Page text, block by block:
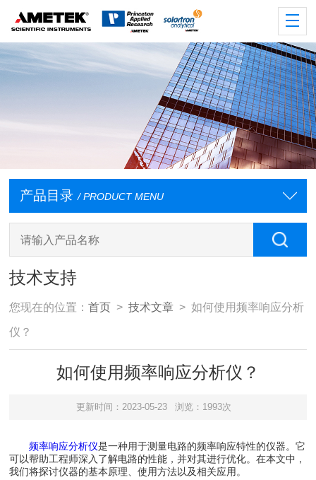
产品目录 / PRODUCT MENU
技术支持
您现在的位置：首页 >技术文章 > 如何使用频率响应分析
仪？
如何使用频率响应分析仪？
更新时间：2023-05-23 浏览：1993次
频率响应分析仪是一种用于测量电路的频率响应特性的仪器。它
可以帮助工程师深入了解电路的性能，并对其进行优化。在本文中，
我们将探讨仪器的基本原理、使用方法以及相关应用。